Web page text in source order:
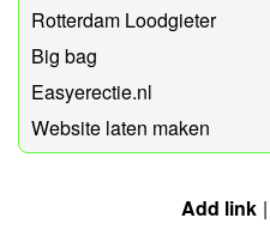
Rotterdam Loodgieter
Big bag
Easyerectie.nl
Website laten maken
Add link